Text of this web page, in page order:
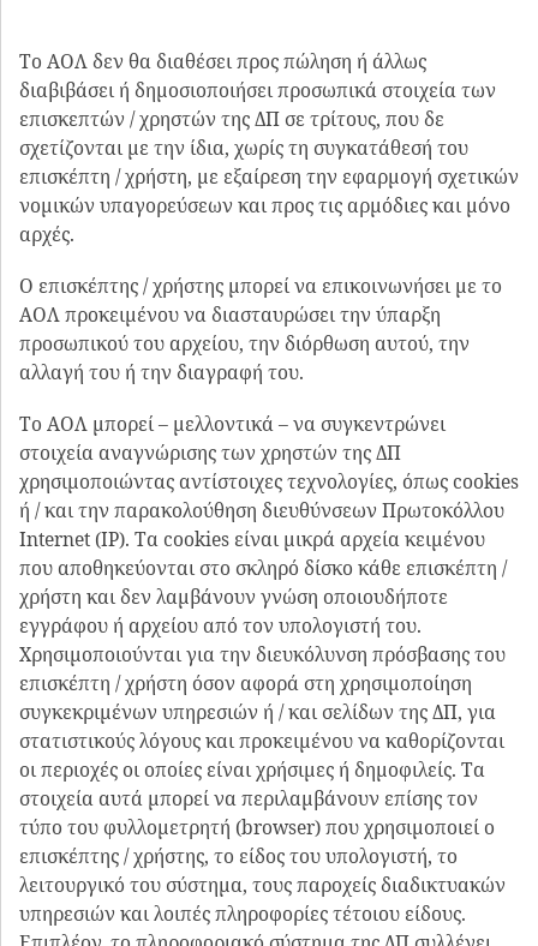
Το ΑΟΛ δεν θα διαθέσει προς πώληση ή άλλως
διαβιβάσει ή δημοσιοποιήσει προσωπικά στοιχεία των
επισκεπτών / χρηστών της ΔΠ σε τρίτους, που δε
σχετίζονται με την ίδια, χωρίς τη συγκατάθεσή του
επισκέπτη / χρήστη, με εξαίρεση την εφαρμογή σχετικών
νομικών υπαγορεύσεων και προς τις αρμόδιες και μόνο
αρχές.
Ο επισκέπτης / χρήστης μπορεί να επικοινωνήσει με το
ΑΟΛ προκειμένου να διασταυρώσει την ύπαρξη
προσωπικού του αρχείου, την διόρθωση αυτού, την
αλλαγή του ή την διαγραφή του.
Το ΑΟΛ μπορεί – μελλοντικά – να συγκεντρώνει
στοιχεία αναγνώρισης των χρηστών της ΔΠ
χρησιμοποιώντας αντίστοιχες τεχνολογίες, όπως cookies
ή / και την παρακολούθηση διευθύνσεων Πρωτοκόλλου
Internet (IP). Τα cookies είναι μικρά αρχεία κειμένου
που αποθηκεύονται στο σκληρό δίσκο κάθε επισκέπτη /
χρήστη και δεν λαμβάνουν γνώση οποιουδήποτε
εγγράφου ή αρχείου από τον υπολογιστή του.
Χρησιμοποιούνται για την διευκόλυνση πρόσβασης του
επισκέπτη / χρήστη όσον αφορά στη χρησιμοποίηση
συγκεκριμένων υπηρεσιών ή / και σελίδων της ΔΠ, για
στατιστικούς λόγους και προκειμένου να καθορίζονται
οι περιοχές οι οποίες είναι χρήσιμες ή δημοφιλείς. Τα
στοιχεία αυτά μπορεί να περιλαμβάνουν επίσης τον
τύπο του φυλλομετρητή (browser) που χρησιμοποιεί ο
επισκέπτης / χρήστης, το είδος του υπολογιστή, το
λειτουργικό του σύστημα, τους παροχείς διαδικτυακών
υπηρεσιών και λοιπές πληροφορίες τέτοιου είδους.